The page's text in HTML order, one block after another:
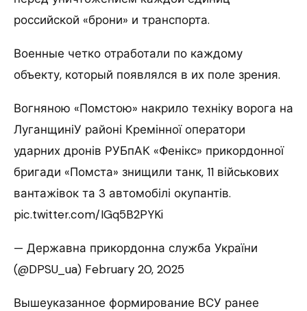
российской «брони» и транспорта.
Военные четко отработали по каждому
объекту, который появлялся в их поле зрения.
Вогняною «Помстою» накрило техніку ворога на
ЛуганщиніУ районі Кремінної оператори
ударних дронів РУБпАК «Фенікс» прикордонної
бригади «Помста» знищили танк, 11 військових
вантажівок та 3 автомобілі окупантів.
pic.twitter.com/IGq5B2PYKi
— Державна прикордонна служба України
(@DPSU_ua) February 20, 2025
Вышеуказанное формирование ВСУ ранее